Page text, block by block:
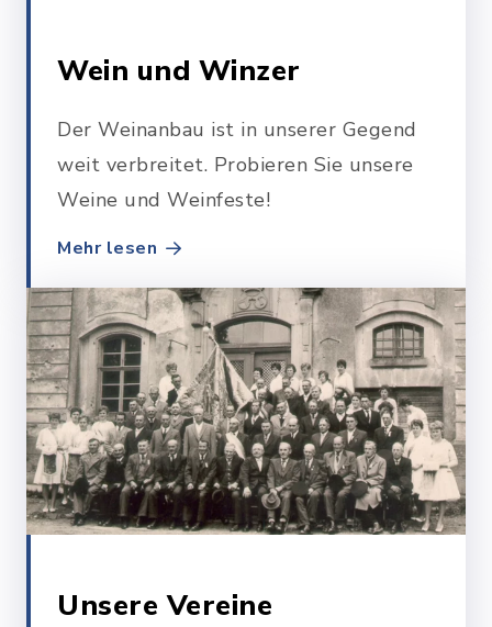
Wein und Winzer
Der Weinanbau ist in unserer Gegend
weit verbreitet. Probieren Sie unsere
Weine und Weinfeste!
Mehr lesen
Unsere Vereine